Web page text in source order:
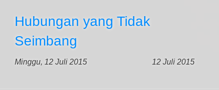
Hubungan yang Tidak
Seimbang
Minggu, 12 Juli 2015 12 Juli 2015